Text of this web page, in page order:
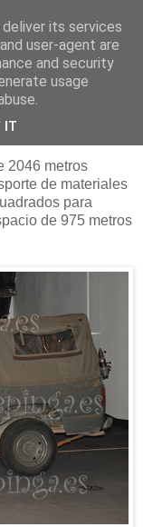
2046 metros
de materiales
para
de 975 metros
its services
user-agent are
and security
usage
IT